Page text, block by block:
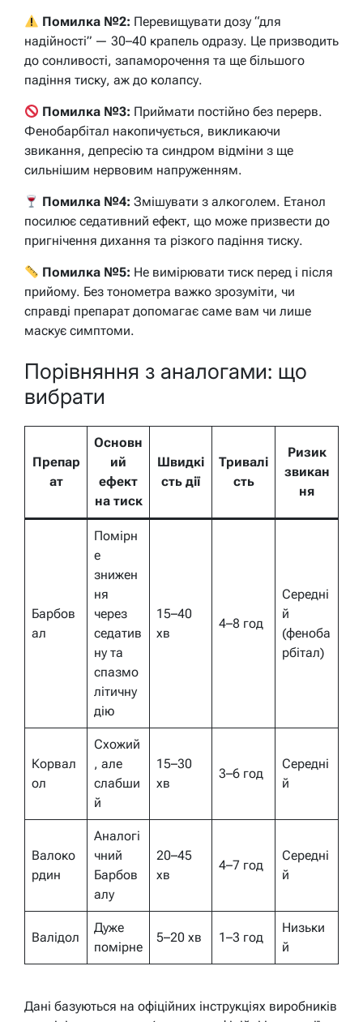
Помилка №2: Перевищувати дозу “для
надійності” — 30–40 крапель одразу. Це призводить
до сонливості, запаморочення та ще більшого
падіння тиску, аж до колапсу.
Помилка №3: Приймати постійно без перерв.
Фенобарбітал накопичується, викликаючи
звикання, депресію та синдром відміни з ще
сильнішим нервовим напруженням.
Помилка №4: Змішувати з алкоголем. Етанол
посилює седативний ефект, що може призвести до
пригнічення дихання та різкого падіння тиску.
Помилка №5: Не вимірювати тиск перед і після
прийому. Без тонометра важко зрозуміти, чи
справді препарат допомагає саме вам чи лише
маскує симптоми.
Порівняння з аналогами: що
вибрати
Препар
ат
Основн
ий
ефект
на тиск
Швидкі
сть дії
Тривалі
сть
Ризик
звикан
ня
Барбов
ал
Помірн
е
знижен
ня
через
седатив
ну та
спазмо
літичну
дію
15–40
хв
4–8 год
Середні
й
(феноба
рбітал)
Корвал
ол
Схожий
, але
слабши
й
15–30
хв
3–6 год
Середні
й
Валоко
рдин
Аналогі
чний
Барбов
алу
20–45
хв
4–7 год
Середні
й
Валідол
Дуже
помірне
5–20 хв 1–3 год
Низьки
й
Дані базуються на офіційних інструкціях виробників